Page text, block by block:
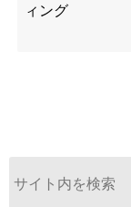
ィング